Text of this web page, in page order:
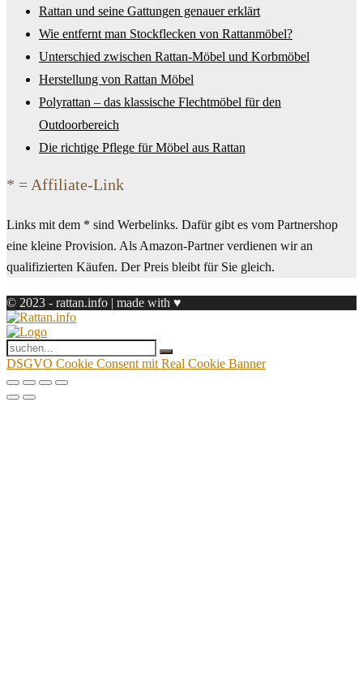
Rattan und seine Gattungen genauer erklärt
Wie entfernt man Stockflecken von Rattanmöbel?
Unterschied zwischen Rattan-Möbel und Korbmöbel
Herstellung von Rattan Möbel
Polyrattan – das klassische Flechtmöbel für den
Outdoorbereich
Die richtige Pflege für Möbel aus Rattan
* = Affiliate-Link
Links mit dem * sind Werbelinks. Dafür gibt es vom Partnershop
eine kleine Provision. Als Amazon-Partner verdienen wir an
qualifizierten Käufen. Der Preis bleibt für Sie gleich.
© 2023 - rattan.info | made with ♥
DSGVO Cookie Consent mit Real Cookie Banner